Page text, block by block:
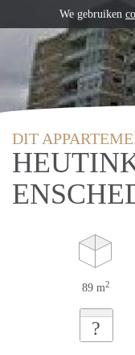
DIT
89 m2
?
We gebruiken